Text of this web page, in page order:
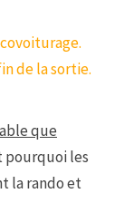
de la sortie.
que
pourquoi les
la rando et